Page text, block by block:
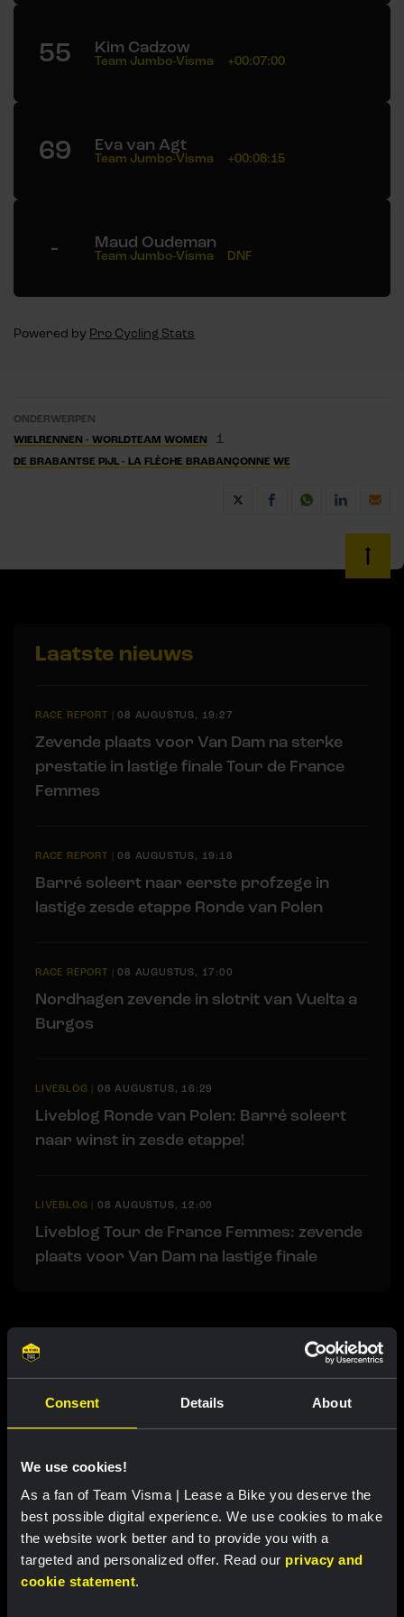
Consent Details About
We use cookies!
As a fan of Team Visma | Lease a Bike you deserve the
best possible digital experience. We use cookies to make
the website work better and to provide you with a
targeted and personalized offer. Read our privacy and
cookie statement.
55 Kim Cadzow
Team Jumbo-Visma +00:07:00
69 Eva van Agt
Team Jumbo-Visma +00:08:15
- Maud Oudeman
Team Jumbo-Visma DNF
Powered by Pro Cycling Stats
ONDERWERPEN
WIELRENNEN - WORLDTEAM WOMEN
1
DE BRABANTSE PIJL - LA FLÈCHE BRABANÇONNE WE
Laatste nieuws
RACE REPORT |08 AUGUSTUS, 19:27
Zevende plaats voor Van Dam na sterke
prestatie in lastige finale Tour de France
Femmes
RACE REPORT |08 AUGUSTUS, 19:18
Barré soleert naar eerste profzege in
lastige zesde etappe Ronde van Polen
RACE REPORT |08 AUGUSTUS, 17:00
Nordhagen zevende in slotrit van Vuelta a
Burgos
LIVEBLOG 08 AUGUSTUS, 16:29
Liveblog Ronde van Polen: Barré soleert
naar winst in zesde etappe!
LIVEBLOG 08 AUGUSTUS, 12:00
Liveblog Tour de France Femmes: zevende
plaats voor Van Dam na lastige finale
Gerelateerde updates